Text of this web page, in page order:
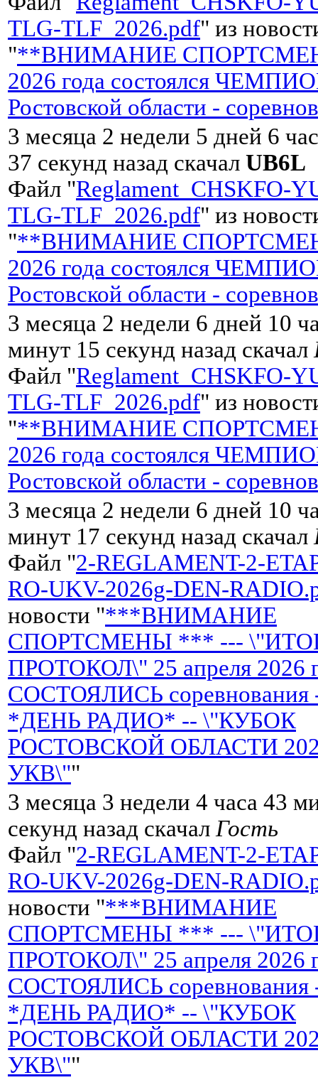
TLG-TLF_2026.pdf" из
"**ВНИМАНИЕ
2026 года состоялся
Ростовской области -
3 месяца 2 недели 5 дней 6
37 секунд назад скачал UB6L
Файл "Reglament_CHSKFO-
TLG-TLF_2026.pdf" из
"**ВНИМАНИЕ
2026 года состоялся
Ростовской области -
3 месяца 2 недели 6 дней 10
минут 15 секунд назад скачал
Файл "Reglament_CHSKFO-
TLG-TLF_2026.pdf" из
"**ВНИМАНИЕ
2026 года состоялся
Ростовской области -
3 месяца 2 недели 6 дней 10
минут 17 секунд назад скачал
Файл "2-REGLAMENT-2-
RO-UKV-2026g-DEN-
новости "***ВНИМАНИЕ
СПОРТСМЕНЫ *** ---
ПРОТОКОЛ\" 25 апреля 2026
СОСТОЯЛИСЬ
*ДЕНЬ РАДИО* -- \"КУБОК
РОСТОВСКОЙ ОБЛАСТИ 2026
УКВ\""
3 месяца 3 недели 4 часа 43
секунд назад скачал Гость
Файл "2-REGLAMENT-2-
RO-UKV-2026g-DEN-
новости "***ВНИМАНИЕ
СПОРТСМЕНЫ *** ---
ПРОТОКОЛ\" 25 апреля 2026
СОСТОЯЛИСЬ
*ДЕНЬ РАДИО* -- \"КУБОК
РОСТОВСКОЙ ОБЛАСТИ 2026
УКВ\""